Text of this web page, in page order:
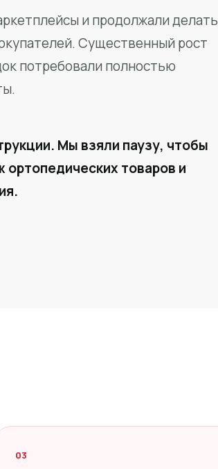
и продолжали делать
Существенный рост
потребовали полностью
Мы взяли паузу, чтобы
товаров и
03